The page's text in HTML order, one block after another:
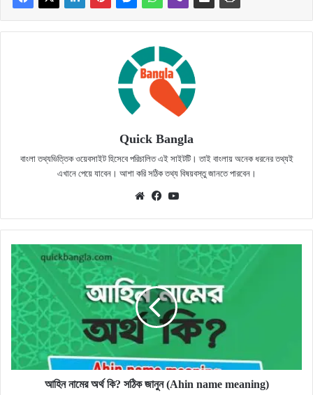
Quick Bangla
বাংলা তথ্যভিত্তিক ওয়েবসাইট হিসেবে পরিচালিত এই সাইটটি। তাই বাংলায় অনেক ধরনের তথ্যই
এখানে পেয়ে যাবেন। আশা করি সঠিক তথ্য বিষয়বস্তু জানতে পারবেন।
WebsiteFacebook
আহিন
নামের
অর্থ
কি?
সঠিক
জানুন
(Ahin
name
meaning)
আহিন নামের অর্থ কি? সঠিক জানুন (Ahin name meaning)